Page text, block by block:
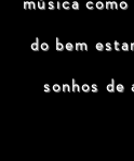
do bem
sonhos de